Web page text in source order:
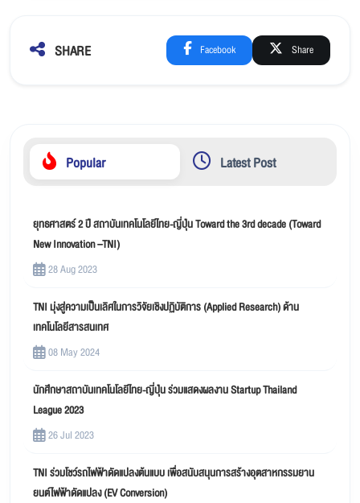
SHARE Facebook Share
Popular Latest Post
ยุทธศาสตร์ 2 ปี สถาบันเทคโนโลยีไทย-ญี่ปุ่น Toward the 3rd decade (Toward
New Innovation –TNI)
28 Aug 2023
TNI มุ่งสู่ความเป็นเลิศในการวิจัยเชิงปฏิบัติการ (Applied Research) ด้าน
เทคโนโลยีสารสนเทศ
08 May 2024
นักศึกษาสถาบันเทคโนโลยีไทย-ญี่ปุ่น ร่วมแสดงผลงาน Startup Thailand
League 2023
26 Jul 2023
TNI ร่วมโชว์รถไฟฟ้าดัดแปลงต้นแบบ เพื่อสนับสนุนการสร้างอุตสาหกรรมยาน
ยนต์ไฟฟ้าดัดแปลง (EV Conversion)